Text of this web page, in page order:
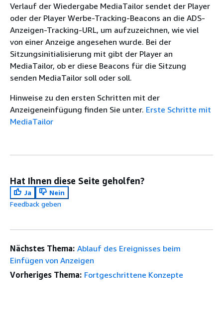
Verlauf der Wiedergabe MediaTailor sendet der Player
oder der Player Werbe-Tracking-Beacons an die ADS-
Anzeigen-Tracking-URL, um aufzuzeichnen, wie viel
von einer Anzeige angesehen wurde. Bei der
Sitzungsinitialisierung mit gibt der Player an
MediaTailor, ob er diese Beacons für die Sitzung
senden MediaTailor soll oder soll.
Hinweise zu den ersten Schritten mit der
Anzeigeneinfügung finden Sie unter. Erste Schritte mit
MediaTailor
Hat Ihnen diese Seite geholfen?
Ja
Nein
Feedback geben
Nächstes Thema: Ablauf des Ereignisses beim
Einfügen von Anzeigen
Vorheriges Thema: Fortgeschrittene Konzepte